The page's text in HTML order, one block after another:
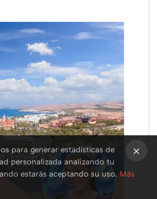
para generar estadísticas de
personalizada analizando tu
estarás aceptando su uso. Más